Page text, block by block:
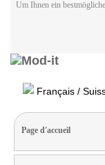
Um Ihnen ein
Français /
Page d'accueil